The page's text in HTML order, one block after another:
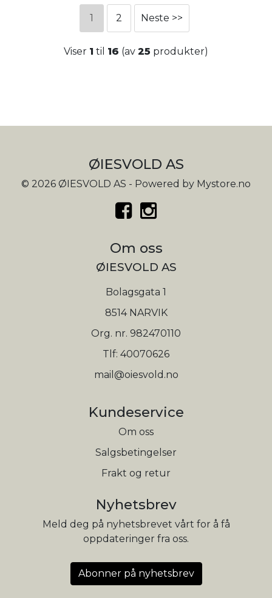
1 2 Neste >>
Viser 1 til 16 (av 25 produkter)
ØIESVOLD AS
© 2026 ØIESVOLD AS - Powered by Mystore.no
Om oss
ØIESVOLD AS
Bolagsgata 1
8514 NARVIK
Org. nr. 982470110
Tlf: 40070626
mail@oiesvold.no
Kundeservice
Om oss
Salgsbetingelser
Frakt og retur
Nyhetsbrev
Meld deg på nyhetsbrevet vårt for å få
oppdateringer fra oss.
Abonner på nyhetsbrev